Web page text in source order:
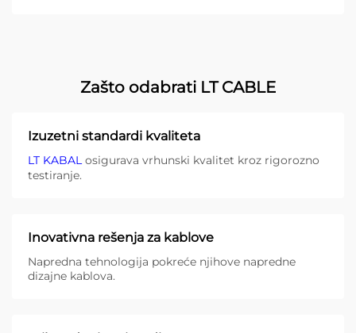
Zašto odabrati LT CABLE
Izuzetni standardi kvaliteta
LT KABALosigurava vrhunski kvalitet kroz rigorozno
testiranje.
Inovativna rešenja za kablove
Napredna tehnologija pokreće njihove napredne
dizajne kablova.